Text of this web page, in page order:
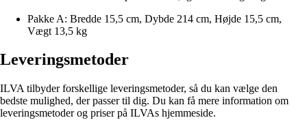
Pakke A: Bredde 15,5 cm, Dybde 214 cm, Højde 15,5 cm,
Vægt 13,5 kg
Leveringsmetoder
ILVA tilbyder forskellige leveringsmetoder, så du kan vælge den
bedste mulighed, der passer til dig. Du kan få mere information om
leveringsmetoder og priser på ILVAs hjemmeside.